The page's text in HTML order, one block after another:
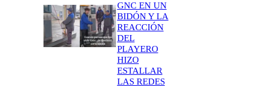
GNC EN UN
BIDÓN Y LA
REACCIÓN
DEL
PLAYERO
HIZO
ESTALLAR
LAS REDES